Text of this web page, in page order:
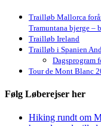
Trailløb Mallorca
Tramuntana bjerge –
Trailløb Ireland
Trailløb i Spanien
Dagsprogram
Tour de Mont Blanc
Følg Løberejser her
Hiking rundt om